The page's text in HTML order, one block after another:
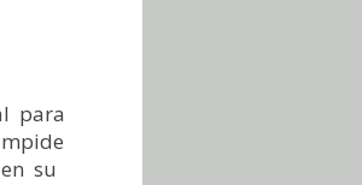
para
su